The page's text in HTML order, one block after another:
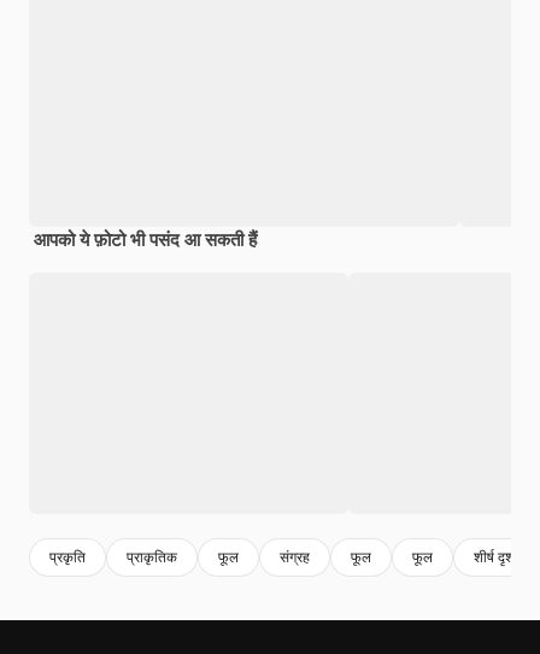
आपको ये फ़ोटो भी पसंद आ सकती हैं
प्रकृति प्राकृतिक फूल संग्रह फूल फूल शीर्ष दृश्य